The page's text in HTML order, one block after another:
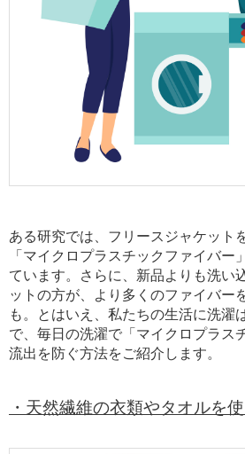
ある研究では、フリースジャケット
「マイクロプラスチックファイバー
ています。さらに、新品よりも洗い
ットの方が、より多くのファイバー
も。とはいえ、私たちの生活に洗濯
で、毎日の洗濯で「マイクロプラス
流出を防ぐ方法をご紹介します。
・ 天然繊維の衣類やタオルを